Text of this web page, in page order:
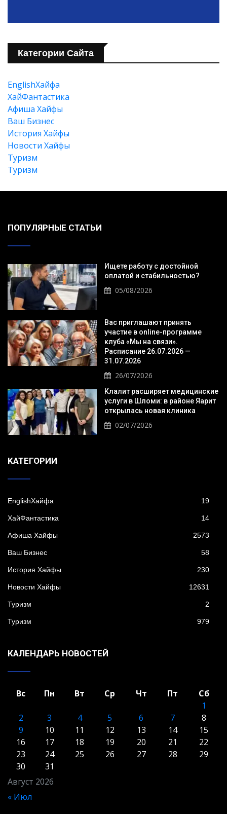
Категории Сайта
EnglishХайфа
XайФантастика
Афиша Хайфы
Ваш Бизнес
История Хайфы
Новости Хайфы
Туризм
Туризм
ПОПУЛЯРНЫЕ СТАТЬИ
Ищете работу с достойной
оплатой и стабильностью?
05/08/2026
Вас приглашают принять
участие в online-программе
клуба «Мы на связи».
Расписание 26.07.2026 —
31.07.2026
26/07/2026
Клалит расширяет медицинские
услуги в Шломи: в районе Яарит
открылась новая клиника
02/07/2026
KАТЕГОРИИ
EnglishХайфа 19
XайФантастика 14
Афиша Хайфы 2573
Ваш Бизнес 58
История Хайфы 230
Новости Хайфы 12631
Туризм 2
Туризм 979
КАЛЕНДАРЬ НОВОСТЕЙ
Август 2026
Вс Пн Вт Ср Чт Пт
Сб
1
2
3 4 5 6 7
8
9
10 11 12 13 14
15
16
17 18 19 20 21
22
23
24 25 26 27 28
29
30
31
« Июл